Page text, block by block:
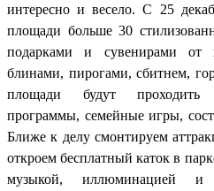
интересно и весело. С 25
площади больше 30
подарками и сувенирами от
блинами, пирогами, сбитнем,
площади будут проходить
программы, семейные игры,
Ближе к делу смонтируем
откроем бесплатный каток в
музыкой, иллюминацией